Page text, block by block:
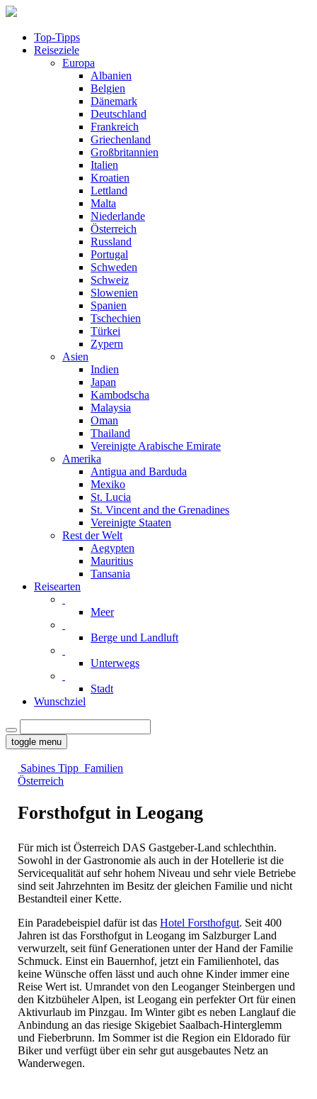
Top-Tipps
Reiseziele
Europa
Albanien
Belgien
Dänemark
Deutschland
Frankreich
Griechenland
Großbritannien
Italien
Kroatien
Lettland
Malta
Niederlande
Österreich
Russland
Portugal
Schweden
Schweiz
Slowenien
Spanien
Tschechien
Türkei
Zypern
Asien
Indien
Japan
Kambodscha
Malaysia
Oman
Thailand
Vereinigte Arabische Emirate
Amerika
Antigua and Barduda
Mexiko
St. Lucia
St. Vincent and the Grenadines
Vereinigte Staaten
Rest der Welt
Aegypten
Mauritius
Tansania
Reisearten
Meer
Berge und Landluft
Unterwegs
Stadt
Wunschziel
toggle menu
Sabines Tipp Familien
Österreich
Forsthofgut in Leogang
Für mich ist Österreich DAS Gastgeber-Land schlechthin.
Sowohl in der Gastronomie als auch in der Hotellerie ist die
Servicequalität auf sehr hohem Niveau und sehr viele Betriebe
sind seit Jahrzehnten im Besitz der gleichen Familie und nicht
Bestandteil einer Kette.
Ein Paradebeispiel dafür ist dasHotel Forsthofgut. Seit 400
Jahren ist das Forsthofgut in Leogang im Salzburger Land
verwurzelt, seit fünf Generationen unter der Hand der Familie
Schmuck. Einst ein Bauernhof, jetzt ein Familienhotel, das
keine Wünsche offen lässt und auch ohne Kinder immer eine
Reise Wert ist. Umrandet von den Leoganger Steinbergen und
den Kitzbüheler Alpen, ist Leogang ein perfekter Ort für einen
Aktivurlaub im Pinzgau. Im Winter gibt es neben Langlauf die
Anbindung an das riesige Skigebiet Saalbach-Hinterglemm
und Fieberbrunn. Im Sommer ist die Region ein Eldorado für
Biker und verfügt über ein sehr gut ausgebautes Netz an
Wanderwegen.